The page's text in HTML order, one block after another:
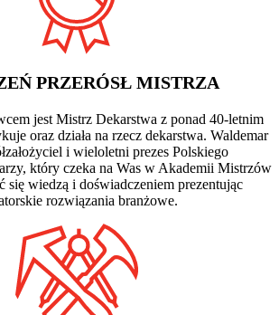
PRZERÓSŁ MISTRZA
jest Mistrz Dekarstwa z ponad 40-letnim
oraz działa na rzecz dekarstwa. Waldemar
i wieloletni prezes Polskiego
który czeka na Was w Akademii Mistrzów
się wiedzą i doświadczeniem prezentując
rozwiązania branżowe.